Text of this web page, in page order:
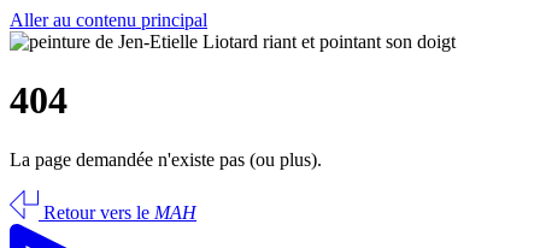
Aller au contenu principal
404
La page demandée n'existe pas (ou plus).
Retour vers le MAH